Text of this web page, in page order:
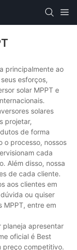
principalmente ao
esforços,
solar MPPT e
solares
projetar,
de forma
o processo, nossos
cada
Além disso, nossa
de cada cliente.
aos clientes em
ou quiser
MPPT, entre em
planeja apresentar
oficial é Best
preço competitivo.